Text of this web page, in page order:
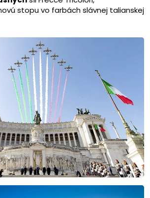
stopu vo farbách slávnej talianskej